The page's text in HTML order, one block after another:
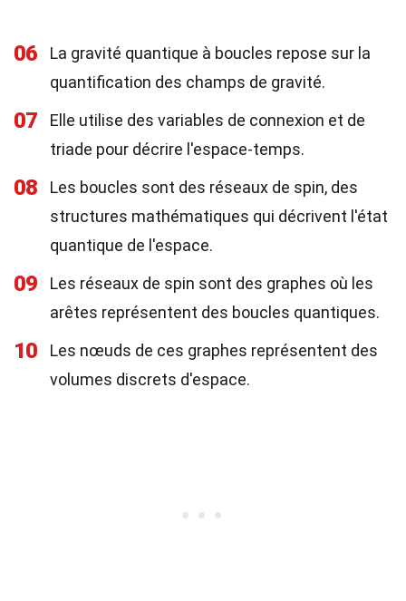
06
La gravité quantique à boucles repose sur la
quantification des champs de gravité.
07
Elle utilise des variables de connexion et de
triade pour décrire l'espace-temps.
08
Les boucles sont des réseaux de spin, des
structures mathématiques qui décrivent l'état
quantique de l'espace.
09
Les réseaux de spin sont des graphes où les
arêtes représentent des boucles quantiques.
10
Les nœuds de ces graphes représentent des
volumes discrets d'espace.